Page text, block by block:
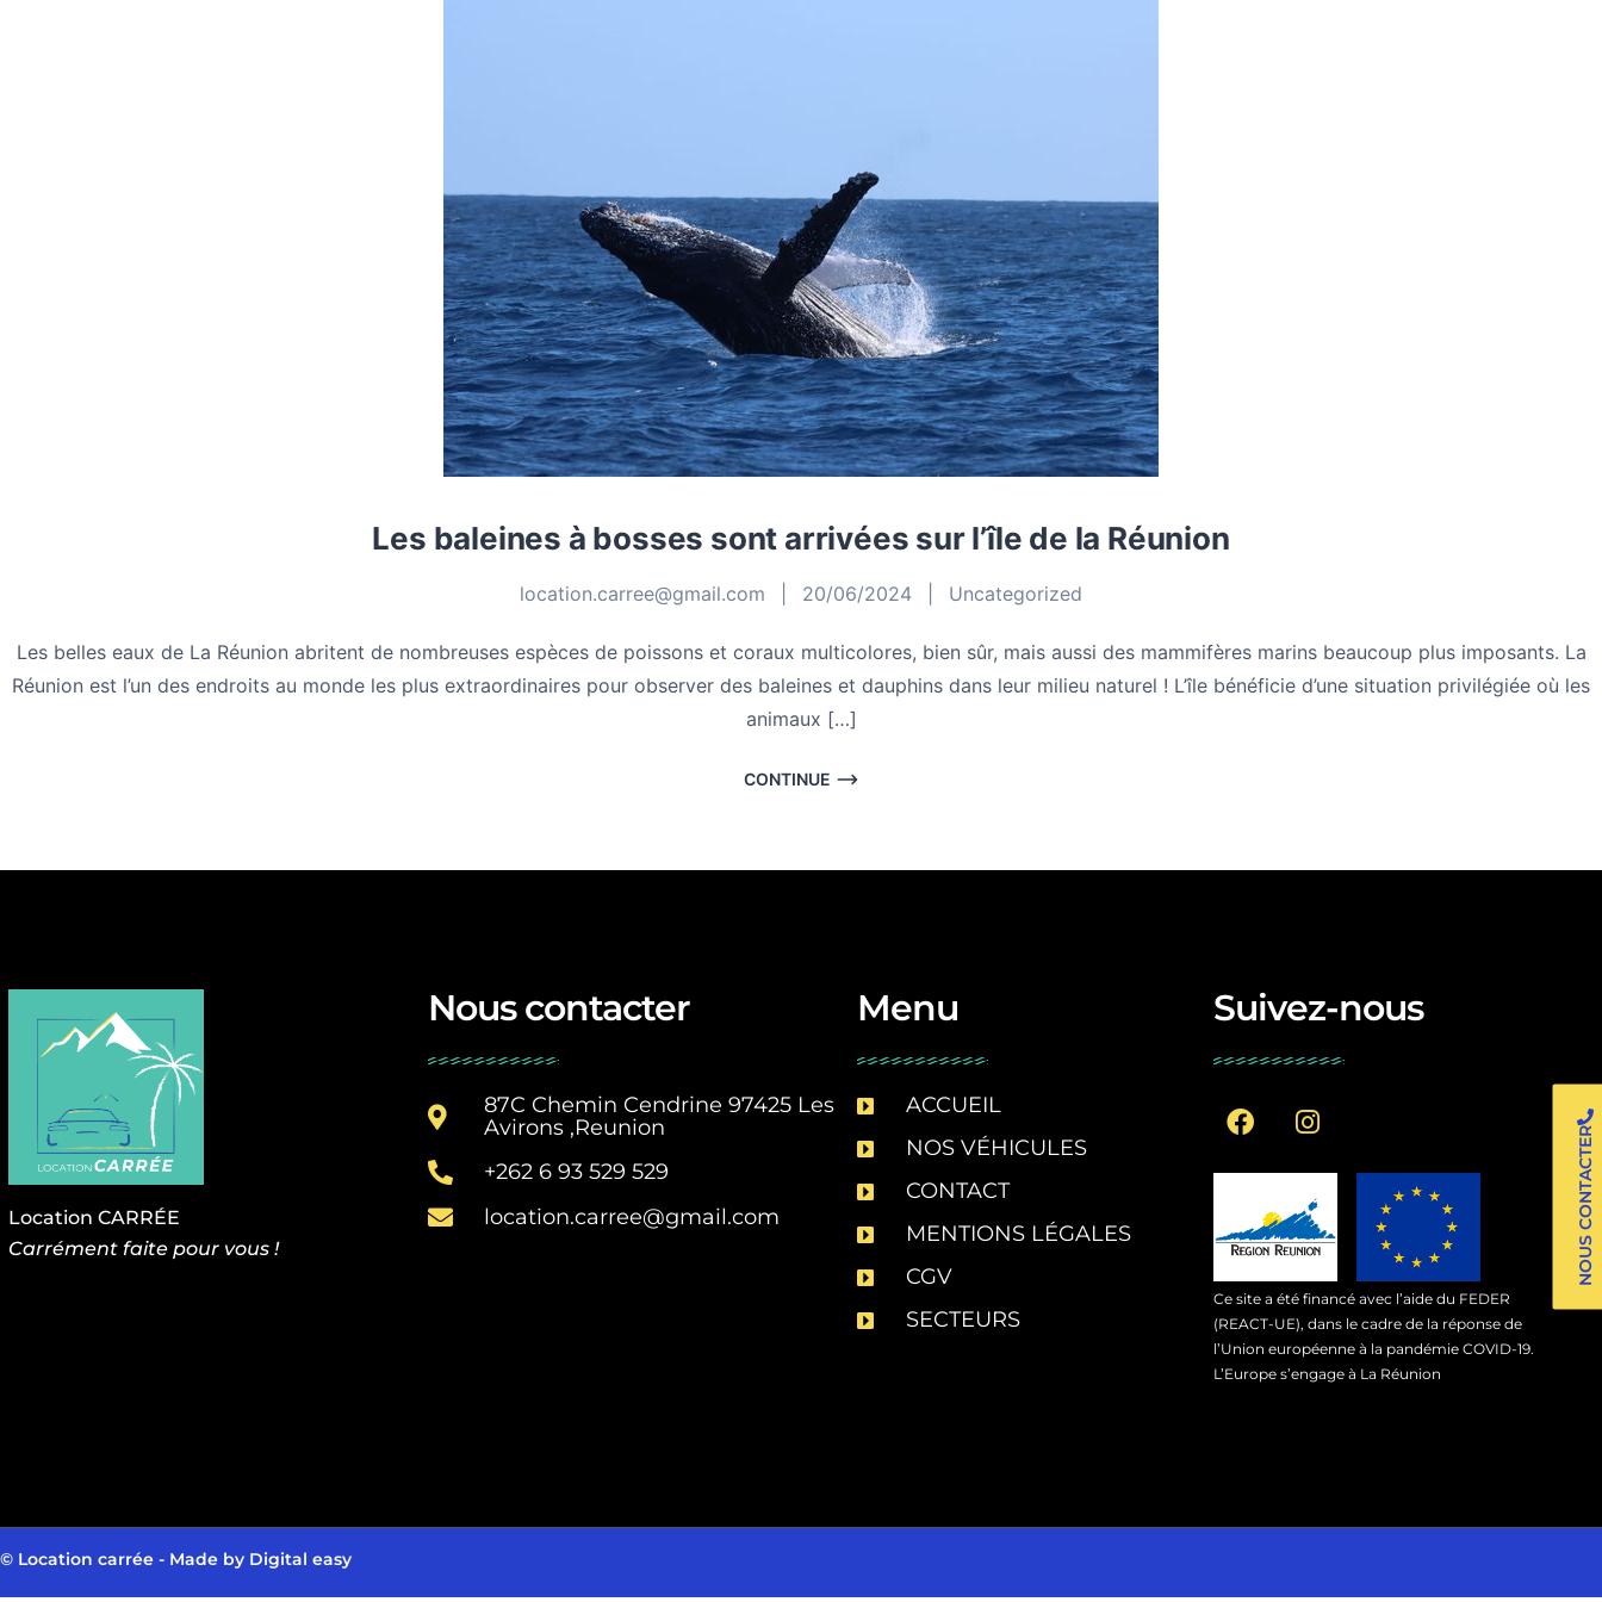
Les baleines à bosses sont arrivées sur l’île de la Réunion
location.carree@gmail.com 20/06/2024 Uncategorized
Les belles eaux de La Réunion abritent de nombreuses espèces de poissons et coraux multicolores, bien sûr, mais aussi des mammifères marins beaucoup plus imposants. La
Réunion est l’un des endroits au monde les plus extraordinaires pour observer des baleines et dauphins dans leur milieu naturel ! L’île bénéficie d’une situation privilégiée où les
animaux […]
CONTINUE
NOUS CONTACTER
Location CARRÉE
Carrément faite pour vous !
Nous contacter
87C Chemin Cendrine 97425 Les
Avirons ,Reunion
+262 6 93 529 529
location.carree@gmail.com
Menu
ACCUEIL
NOS VÉHICULES
CONTACT
MENTIONS LÉGALES
CGV
SECTEURS
Suivez-nous
Ce site a été financé avec l’aide du FEDER
(REACT-UE), dans le cadre de la réponse de
l’Union européenne à la pandémie COVID-19.
L’Europe s’engage à La Réunion
© Location carrée - Made by Digital easy